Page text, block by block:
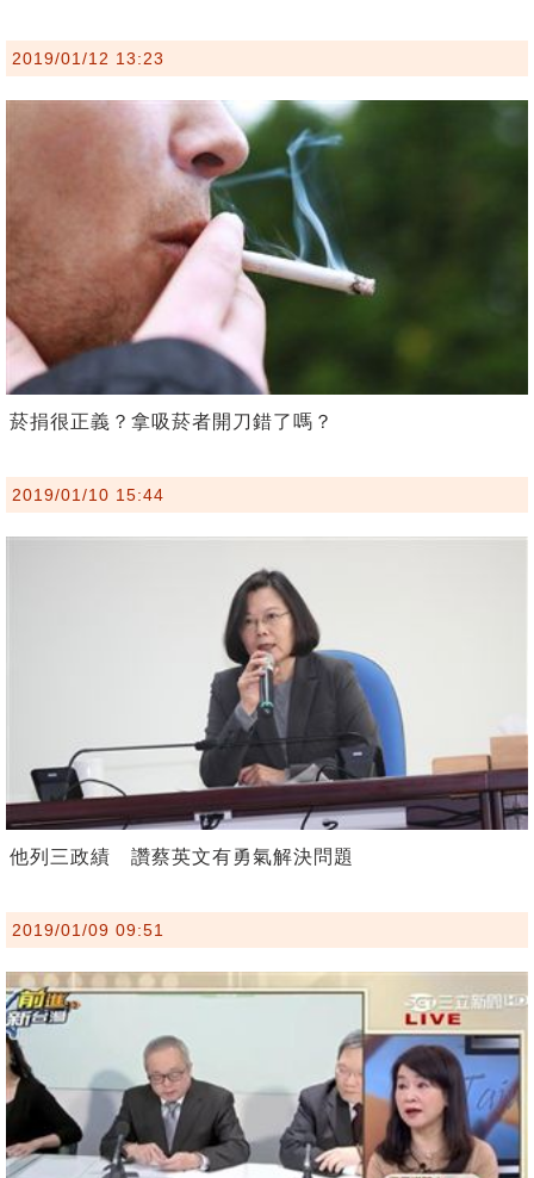
2019/01/12 13:23
菸捐很正義？拿吸菸者開刀錯了嗎？
2019/01/10 15:44
他列三政績 讚蔡英文有勇氣解決問題
2019/01/09 09:51